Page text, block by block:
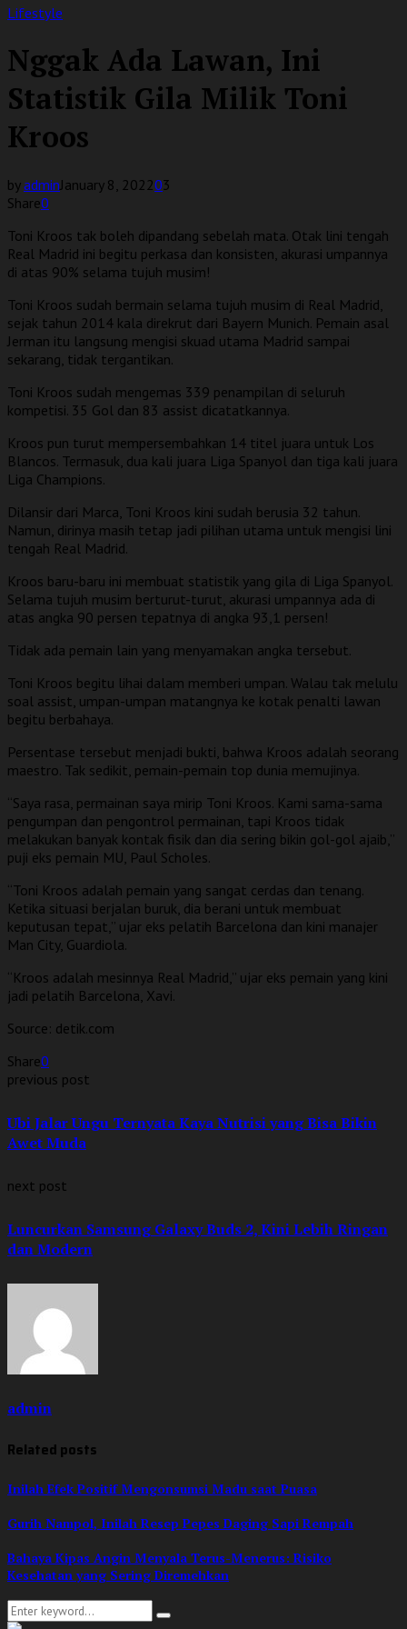
Lifestyle
Nggak Ada Lawan, Ini
Statistik Gila Milik Toni
Kroos
byadminJanuary 8, 202203
Share0
Toni Kroos tak boleh dipandang sebelah mata. Otak lini tengah
Real Madrid ini begitu perkasa dan konsisten, akurasi umpannya
di atas 90% selama tujuh musim!
Toni Kroos sudah bermain selama tujuh musim di Real Madrid,
sejak tahun 2014 kala direkrut dari Bayern Munich. Pemain asal
Jerman itu langsung mengisi skuad utama Madrid sampai
sekarang, tidak tergantikan.
Toni Kroos sudah mengemas 339 penampilan di seluruh
kompetisi. 35 Gol dan 83 assist dicatatkannya.
Kroos pun turut mempersembahkan 14 titel juara untuk Los
Blancos. Termasuk, dua kali juara Liga Spanyol dan tiga kali juara
Liga Champions.
Dilansir dari Marca, Toni Kroos kini sudah berusia 32 tahun.
Namun, dirinya masih tetap jadi pilihan utama untuk mengisi lini
tengah Real Madrid.
Kroos baru-baru ini membuat statistik yang gila di Liga Spanyol.
Selama tujuh musim berturut-turut, akurasi umpannya ada di
atas angka 90 persen tepatnya di angka 93,1 persen!
Tidak ada pemain lain yang menyamakan angka tersebut.
Toni Kroos begitu lihai dalam memberi umpan. Walau tak melulu
soal assist, umpan-umpan matangnya ke kotak penalti lawan
begitu berbahaya.
Persentase tersebut menjadi bukti, bahwa Kroos adalah seorang
maestro. Tak sedikit, pemain-pemain top dunia memujinya.
“Saya rasa, permainan saya mirip Toni Kroos. Kami sama-sama
pengumpan dan pengontrol permainan, tapi Kroos tidak
melakukan banyak kontak fisik dan dia sering bikin gol-gol ajaib,”
puji eks pemain MU, Paul Scholes.
“Toni Kroos adalah pemain yang sangat cerdas dan tenang.
Ketika situasi berjalan buruk, dia berani untuk membuat
keputusan tepat,” ujar eks pelatih Barcelona dan kini manajer
Man City, Guardiola.
“Kroos adalah mesinnya Real Madrid,” ujar eks pemain yang kini
jadi pelatih Barcelona, Xavi.
Source: detik.com
Share0
previous post
Ubi Jalar Ungu Ternyata Kaya Nutrisi yang Bisa Bikin
Awet Muda
next post
Luncurkan Samsung Galaxy Buds 2, Kini Lebih Ringan
dan Modern
admin
Related posts
Inilah Efek Positif Mengonsumsi Madu saat Puasa
Gurih Nampol, Inilah Resep Pepes Daging Sapi Rempah
Bahaya Kipas Angin Menyala Terus-Menerus: Risiko
Kesehatan yang Sering Diremehkan
Search
Search